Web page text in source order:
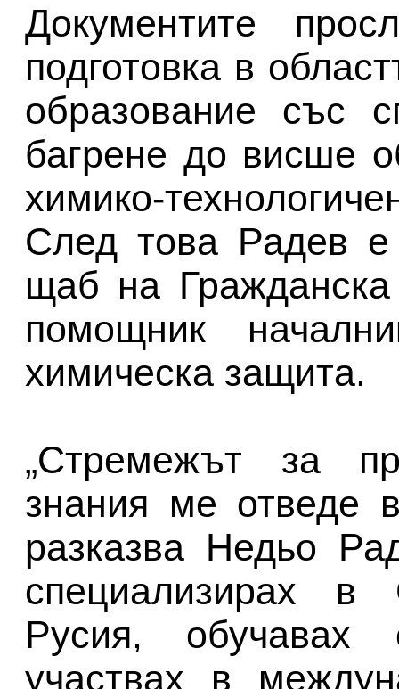
Документите
подготовка в
образование със
багрене до висше
химико-
След това Радев
щаб на
помощник
химическа защита.
„Стремежът за
знания ме отведе
разказва Недьо
специализирах в
Русия,
участвах в